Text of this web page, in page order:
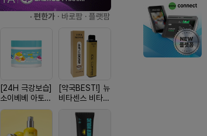
· 편한가 · 바로팜 · 플랫팜
[24H 극강보습]
소이베베 아토
크림
[약국BEST!] 뉴
비타센스 비타민